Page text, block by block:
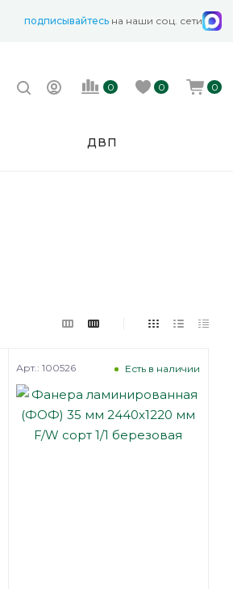
подписывайтесь на наши соц. сети
0 0 0
ДВП
Есть в наличии
Арт.: 100526